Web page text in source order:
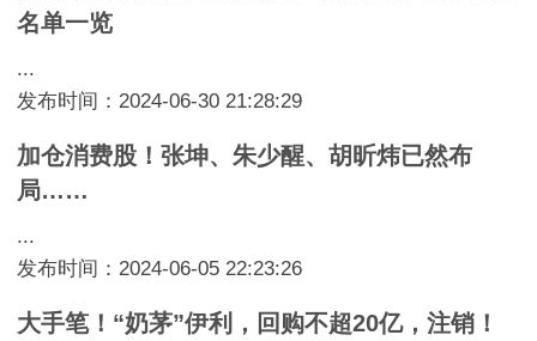
名单一览
...
发布时间：2024-06-30 21:28:29
加仓消费股！张坤、朱少醒、胡昕炜已然布
局……
...
发布时间：2024-06-05 22:23:26
大手笔！“奶茅”伊利，回购不超20亿，注销！